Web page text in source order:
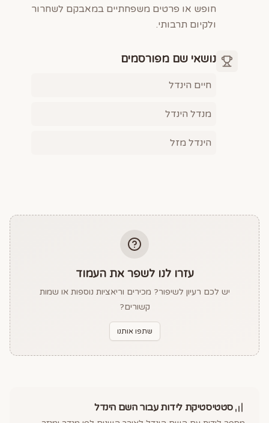
חופש או פרטים משפחתיים במאבקם לשחרור
ולקיום תרבותי.
נושאי שם מפורסמים
חיים הינדל
מנדל הינדל
הינדל מזל
עזרו לנו לשפר את העמוד
יש לכם רעיון לשיפור? מכירים וריאציות נוספות או שמות
קשורים?
שתפו אותנו
סטטיסטיקת לידות עבור השם הינדל